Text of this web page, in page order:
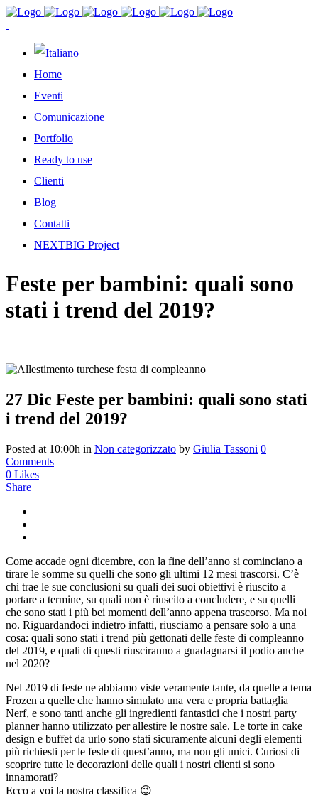
Home
Eventi
Comunicazione
Portfolio
Ready to use
Clienti
Blog
Contatti
NEXTBIG Project
Feste per bambini: quali sono
stati i trend del 2019?
27 Dic Feste per bambini: quali sono stati
i trend del 2019?
Posted at 10:00h in Non categorizzato by Giulia Tassoni 0
Comments
0 Likes
Share
Come accade ogni dicembre, con la fine dell’anno si cominciano a
tirare le somme su quelli che sono gli ultimi 12 mesi trascorsi. C’è
chi trae le sue conclusioni su quali dei suoi obiettivi è riuscito a
portare a termine, su quali non è riuscito a concludere, e su quelli
che sono stati i più bei momenti dell’anno appena trascorso. Ma noi
no. Riguardandoci indietro infatti, riusciamo a pensare solo a una
cosa: quali sono stati i trend più gettonati delle feste di compleanno
del 2019, e quali di questi riusciranno a guadagnarsi il podio anche
nel 2020?
Nel 2019 di feste ne abbiamo viste veramente tante, da quelle a tema
Frozen a quelle che hanno simulato una vera e propria battaglia
Nerf, e sono tanti anche gli ingredienti fantastici che i nostri party
planner hanno utilizzato per allestire le nostre sale. Le torte in cake
design e buffet da urlo sono stati sicuramente alcuni degli elementi
più richiesti per le feste di quest’anno, ma non gli unici. Curiosi di
scoprire tutte le decorazioni delle quali i nostri clienti si sono
innamorati?
Ecco a voi la nostra classifica 😉